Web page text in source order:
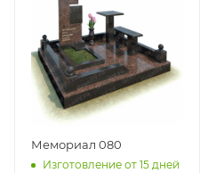
Мемориал 080
Изготовление от 15 дней